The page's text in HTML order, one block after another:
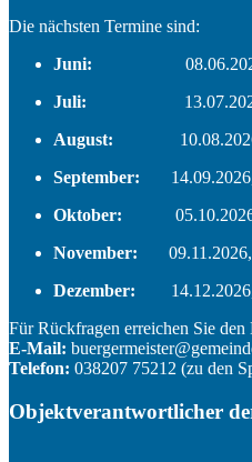
Die nächsten Termine sind:
Juni: 08.06.2026;
Juli:
August:
September:
Oktober:
November:
Dezember:
Für Rückfragen erreichen Sie den
E-Mail:
Telefon: 038207 75212 (zu den
Objektverantwortlicher